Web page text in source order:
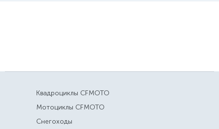
Квадроциклы CFMOTO
Мотоциклы CFMOTO
Снегоходы